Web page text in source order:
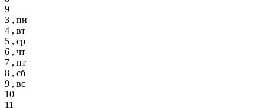
9
3 , пн
4 , вт
5 , ср
6 , чт
7 , пт
8 , сб
9 , вс
10
11